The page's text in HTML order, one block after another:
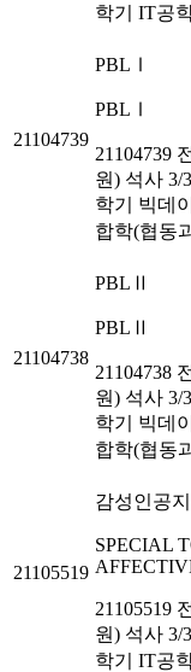
학기
IT공
21104739
PBLⅠ
PBLⅠ
21104739
원) 석사 3/
학기
빅데
합학(협동
21104738
PBLⅡ
PBLⅡ
21104738
원) 석사 3/
학기
빅데
합학(협동
21105519
감성인공
SPECIAL
21105519
원) 석사 3/
학기
IT공